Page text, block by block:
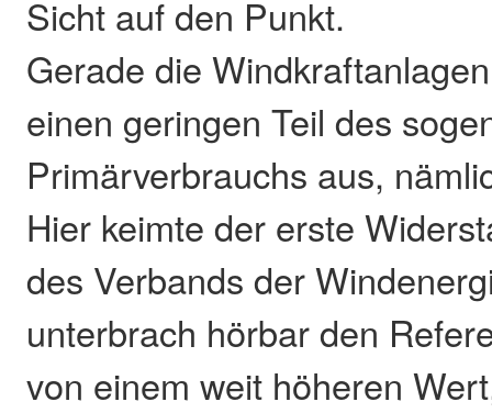
Sicht auf den Punkt.
Gerade die
einen geringen Teil des
Primärverbrauchs aus,
Hier keimte der erste
des Verbands der
unterbrach hörbar den
von einem weit höheren